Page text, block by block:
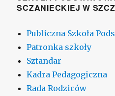
SCZANIECKIEJ W
Publiczna Szkoła
Patronka szkoły
Sztandar
Kadra Pedagogiczna
Rada Rodziców